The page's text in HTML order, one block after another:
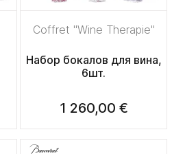
Coffret "Wine Therapie"
Набор бокалов для вина,
6шт.
1 260,00 €